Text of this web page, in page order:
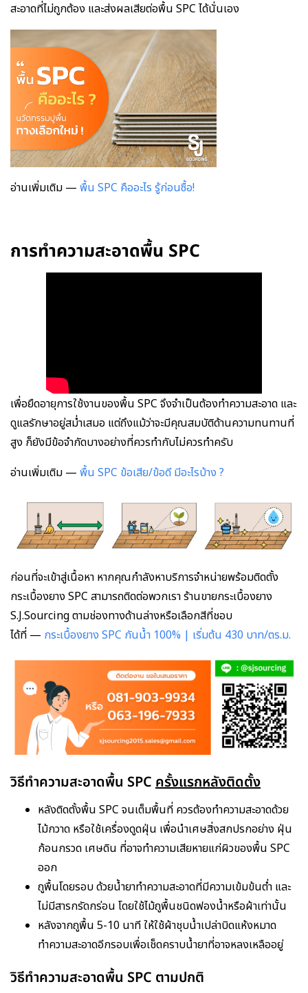
สะอาดที่ไม่ถูกต้อง และส่งผลเสียต่อพื้น SPC ได้นั่นเอง
อ่านเพิ่มเติม — พื้น SPC คืออะไร รู้ก่อนซื้อ!
การทำความสะอาดพื้น SPC
เพื่อยืดอายุการใช้งานของพื้น SPC จึงจำเป็นต้องทำความสะอาด และ
ดูแลรักษาอยู่สม่ำเสมอ แต่ถึงแม้ว่าจะมีคุณสมบัติด้านความทนทานที่
สูง ก็ยังมีข้อจำกัดบางอย่างที่ควรทำกับไม่ควรทำครับ
อ่านเพิ่มเติม — พื้น SPC ข้อเสีย/ข้อดี มีอะไรบ้าง ?
ก่อนที่จะเข้าสู่เนื้อหา หากคุณกำลังหาบริการจำหน่ายพร้อมติดตั้ง
กระเบื้องยาง SPC สามารถติดต่อพวกเราร้านขายกระเบื้องยาง
S.J.Sourcingตามช่องทางด้านล่างหรือเลือกสีที่ชอบ
ได้ที่ — กระเบื้องยาง SPC กันน้ำ 100% | เริ่มต้น 430 บาท/ตร.ม.
วิธีทำความสะอาดพื้น SPC ครั้งแรกหลังติดตั้ง
หลังติดตั้งพื้น SPC จนเต็มพื้นที่ ควรต้องทำความสะอาดด้วย
ไม้กวาด หรือใช้เครื่องดูดฝุ่น เพื่อนำเศษสิ่งสกปรกอย่าง ฝุ่น
ก้อนกรวด เศษดิน ที่อาจทำความเสียหายแก่ผิวของพื้น SPC
ออก
ถูพื้นโดยรอบ ด้วยน้ำยาทำความสะอาดที่มีความเข้มข้นต่ำ และ
ไม่มีสารกรัดกร่อน โดยใช้ไม้ถูพื้นชนิดฟองน้ำหรือผ้าเท่านั้น
หลังจากถูพื้น 5-10 นาที ให้ใช้ผ้าชุบน้ำเปล่าบิดแห้งหมาด
ทำความสะอาดอีกรอบเพื่อเช็ดคราบน้ำยาที่อาจหลงเหลืออยู่
วิธีทำความสะอาดพื้น SPC ตามปกติ